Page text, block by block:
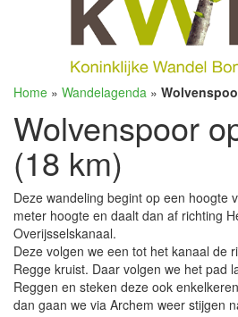
Home » Wandelagenda »
Wolvenspoor
(18 km)
Deze wandeling begint op een hoogte
meter hoogte en daalt dan af richting
Overijsselskanaal.
Deze volgen we een tot het kanaal de
Regge kruist. Daar volgen we het pad
Reggen en steken deze ook
dan gaan we via Archem weer stijgen